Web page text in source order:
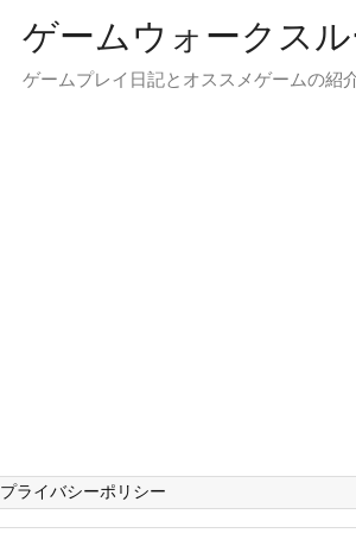
ゲームウォークスル
ゲームプレイ日記とオススメゲームの紹
プライバシーポリシー